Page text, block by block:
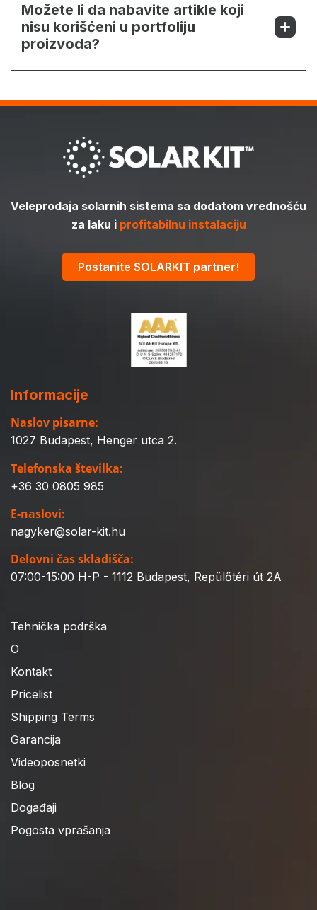
Možete li da nabavite artikle koji
nisu korišćeni u portfoliju
proizvoda?
Veleprodaja solarnih sistema sa dodatom vrednošću
za laku i profitabilnu instalaciju
Postanite SOLARKIT partner!
Informacije
Naslov pisarne:
1027 Budapest, Henger utca 2.
Telefonska številka:
+36 30 0805 985
E-naslovi:
nagyker@solar-kit.hu
Delovni čas skladišča:
07:00-15:00 H-P - 1112 Budapest, Repülőtéri út 2A
Tehnička podrška
O
Kontakt
Pricelist
Shipping Terms
Garancija
Videoposnetki
Blog
Događaji
Pogosta vprašanja